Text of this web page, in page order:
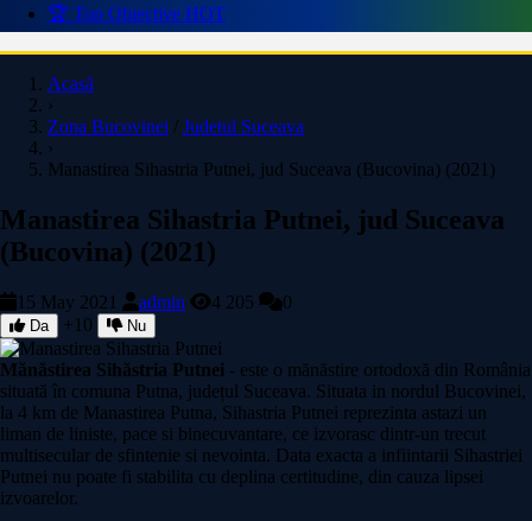
🏆 Top Obiective HOT
Acasă
›
Zona Bucovinei / Judetul Suceava
›
Manastirea Sihastria Putnei, jud Suceava (Bucovina) (2021)
Manastirea Sihastria Putnei, jud Suceava
(Bucovina) (2021)
15 May 2021 admin 4 205 0
Da +10 Nu
Mănăstirea Sihăstria Putnei - este o mănăstire ortodoxă din România
situată în comuna Putna, județul Suceava. Situata in nordul Bucovinei,
la 4 km de Manastirea Putna, Sihastria Putnei reprezinta astazi un
liman de liniste, pace si binecuvantare, ce izvorasc dintr-un trecut
multisecular de sfintenie si nevointa. Data exacta a infiintarii Sihastriei
Putnei nu poate fi stabilita cu deplina certitudine, din cauza lipsei
izvoarelor.